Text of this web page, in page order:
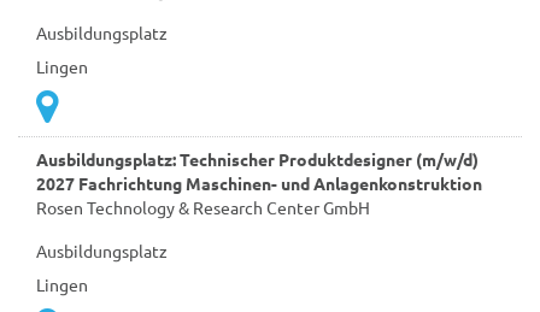
Ausbildungsplatz
Lingen
Ausbildungsplatz: Technischer Produktdesigner (m/w/d)
2027 Fachrichtung Maschinen- und Anlagenkonstruktion
Rosen Technology & Research Center GmbH
Ausbildungsplatz
Lingen